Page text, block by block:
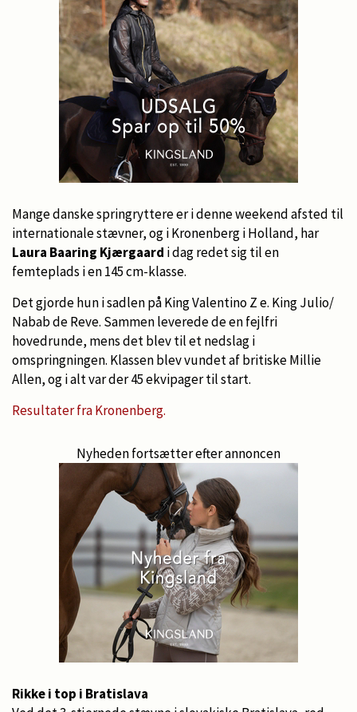
Mange danske springryttere er i denne weekend afsted til
internationale stævner, og i Kronenberg i Holland, har
Laura Baaring Kjærgaard i dag redet sig til en
femteplads i en 145 cm-klasse.
Det gjorde hun i sadlen på King Valentino Z e. King Julio/
Nabab de Reve. Sammen leverede de en fejlfri
hovedrunde, mens det blev til et nedslag i
omspringningen. Klassen blev vundet af britiske Millie
Allen, og i alt var der 45 ekvipager til start.
Resultater fra Kronenberg.
Nyheden fortsætter efter annoncen
Rikke i top i Bratislava